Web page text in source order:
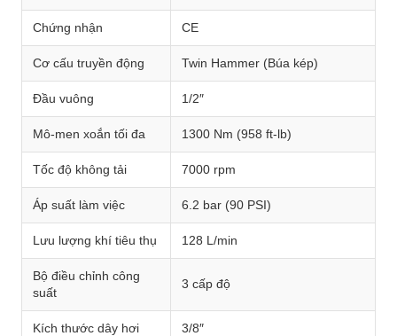
Chứng nhận CE
Cơ cấu truyền động Twin Hammer (Búa kép)
Đầu vuông 1/2″
Mô-men xoắn tối đa 1300 Nm (958 ft-lb)
Tốc độ không tải 7000 rpm
Áp suất làm việc 6.2 bar (90 PSI)
Lưu lượng khí tiêu thụ 128 L/min
Bộ điều chỉnh công
suất
3 cấp độ
Kích thước dây hơi 3/8″